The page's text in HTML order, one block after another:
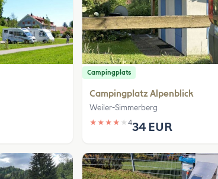
Campingplats
Campingplatz Alpenblick
Weiler-Simmerberg
★ ★ ★ ★ ★ 434 EUR